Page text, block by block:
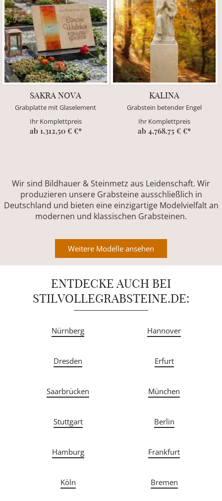
SAKRA NOVA
Grabplatte mit Glaselement
Ihr Komplettpreis
ab 1.312,50 € €*
KALINA
Grabstein betender Engel
Ihr Komplettpreis
ab 4.768.75 € €*
Wir sind Bildhauer & Steinmetz aus Leidenschaft. Wir
produzieren unsere Grabsteine ausschließlich in
Deutschland und bieten eine einzigartige Modelvielfalt an
modernen und klassischen Grabsteinen.
Weitere Modelle ansehen
ENTDECKE AUCH BEI
STILVOLLEGRABSTEINE.DE:
Nürnberg Hannover
Dresden Erfurt
Saarbrücken München
Stuttgart Berlin
Hamburg Frankfurt
Köln Bremen